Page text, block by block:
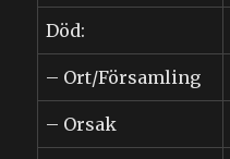
Död:
– Ort/Församling
– Orsak